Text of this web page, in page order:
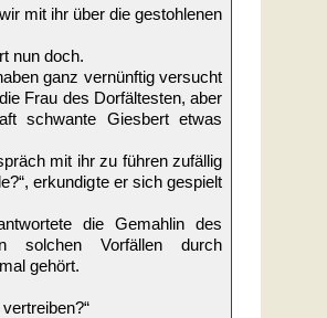
mit ihr über die gestohlenen
nun doch.
ganz vernünftig versucht
Frau des Dorfältesten, aber
schwante Giesbert etwas
mit ihr zu führen zufällig
erkundigte er sich gespielt
die Gemahlin des
solchen Vorfällen durch
gehört.